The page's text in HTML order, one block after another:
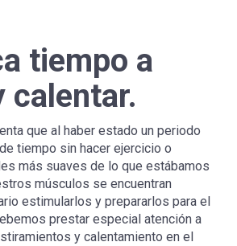
tiempo a
calentar.
que al haber estado un periodo
tiempo sin hacer ejercicio o
más suaves de lo que estábamos
músculos se encuentran
estimularlos y prepararlos para el
prestar especial atención a
y calentamiento en el